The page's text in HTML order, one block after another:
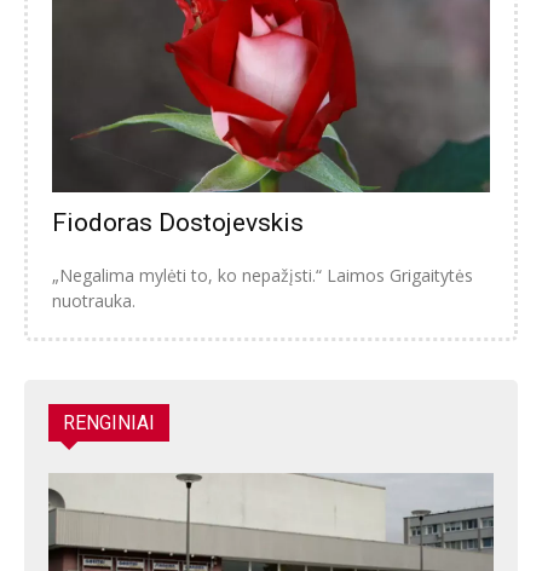
Fiodoras Dostojevskis
„Negalima mylėti to, ko nepažįsti.“ Laimos Grigaitytės
nuotrauka.
RENGINIAI